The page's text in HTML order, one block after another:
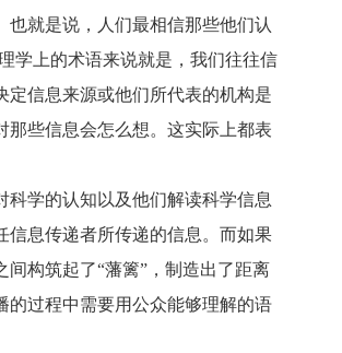
就是说，人们最相信那些他们认
学上的术语来说就是，我们往往信
信息来源或他们所代表的机构是
些信息会怎么想。这实际上都表
学的认知以及他们解读科学信息
信息传递者所传递的信息。而如果
构筑起了“藩篱”，制造出了距离
的过程中需要用公众能够理解的语